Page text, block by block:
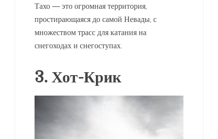
Тахо — это огромная территория,
простирающаяся до самой Невады, с
множеством трасс для катания на
снегоходах и снегоступах.
3. Хот-Крик